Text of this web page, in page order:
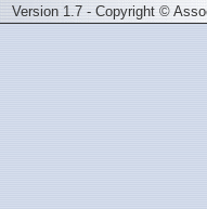
Version 1.7 - Copyright ©